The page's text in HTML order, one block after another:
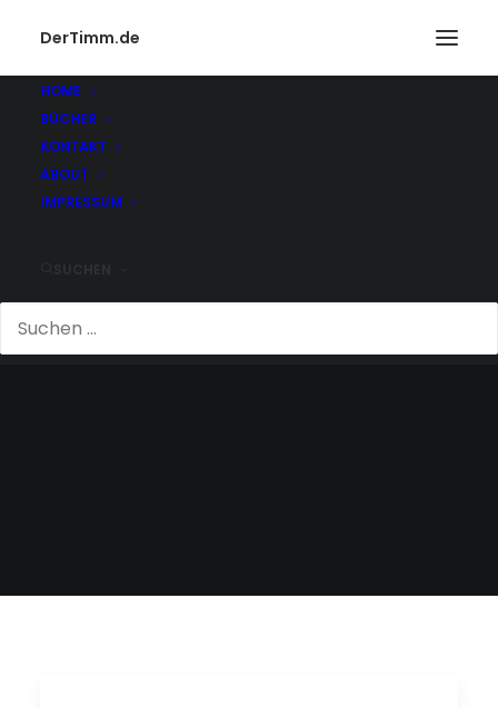
DerTimm.de
HOME
BÜCHER
KONTAKT
ABOUT
IMPRESSUM